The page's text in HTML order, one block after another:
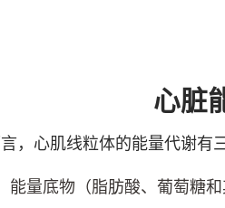
心脏
，心肌线粒体的能量代谢有
能量底物（脂肪酸、葡萄糖